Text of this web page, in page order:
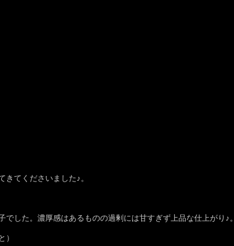
てくださいました♪。
した。濃厚感はあるものの過剰には甘すぎず上品な仕上がり♪。
）